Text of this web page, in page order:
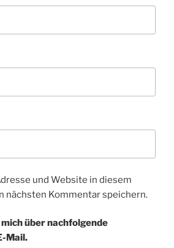
und Website in diesem
nächsten Kommentar speichern.
über nachfolgende
Mail.